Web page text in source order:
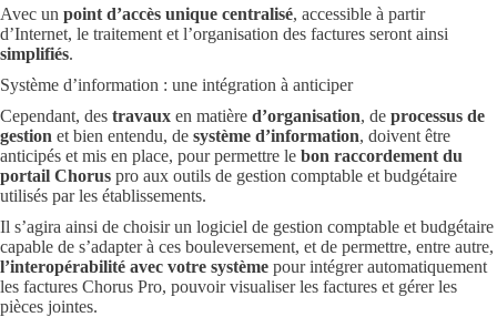
Avec un point d’accès unique centralisé, accessible à partir
d’Internet, le traitement et l’organisation des factures seront ainsi
simplifiés.
Système d’information : une intégration à anticiper
Cependant, des travaux en matière d’organisation, de processus de
gestion et bien entendu, de système d’information, doivent être
anticipés et mis en place, pour permettre le bon raccordement du
portail Chorus pro aux outils de gestion comptable et budgétaire
utilisés par les établissements.
Il s’agira ainsi de choisir un logiciel de gestion comptable et budgétaire
capable de s’adapter à ces bouleversement, et de permettre, entre autre,
l’interopérabilité avec votre système pour intégrer automatiquement
les factures Chorus Pro, pouvoir visualiser les factures et gérer les
pièces jointes.